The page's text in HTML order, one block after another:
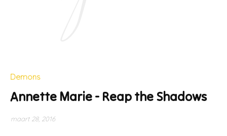
Demons
Annette Marie - Reap the Shadows
maart 28, 2016